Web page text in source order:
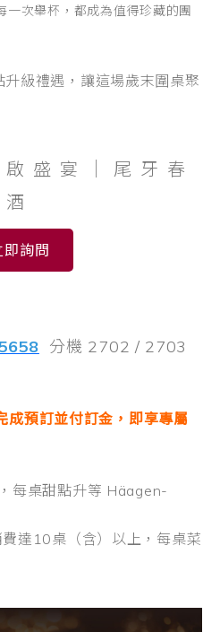
一次舉杯，都成為值得珍藏的團
級禮遇，讓這場歲末圍桌聚
盛宴｜尾牙春
酒
即詢問
分機 2702 / 2703
預訂並付訂金，即享專屬
每桌甜點升等 Häagen-
達10桌（含）以上，每桌菜